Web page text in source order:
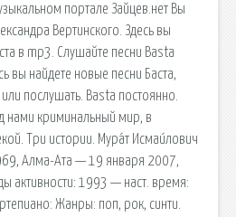
портале Зайцев.нет Вы
Вертинского. Здесь вы
в mp3. Слушайте песни Basta
вы найдете новые песни Баста,
послушать. Basta постоянно.
нами криминальный мир, в
Три истории. Мура́т Исмаи́лович
Алма-Ата — 19 января 2007,
активности: 1993 — наст. время:
Жанры: поп, рок, синти.